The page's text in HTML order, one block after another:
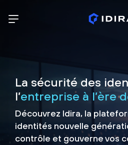
La sécurité des
l’entreprise à l’ère
Découvrez Idira, la
identités nouvelle
contrôle et gouverne vos